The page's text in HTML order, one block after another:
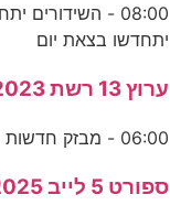
יתחדשו בצאת יום
ערוץ 13 רשת 09-08-2023
06:00 - מבזק חדשות 06:10 - העולם הבוקר - רגע לפני 07:00 -
ספורט 5 לייב 06-08-2025